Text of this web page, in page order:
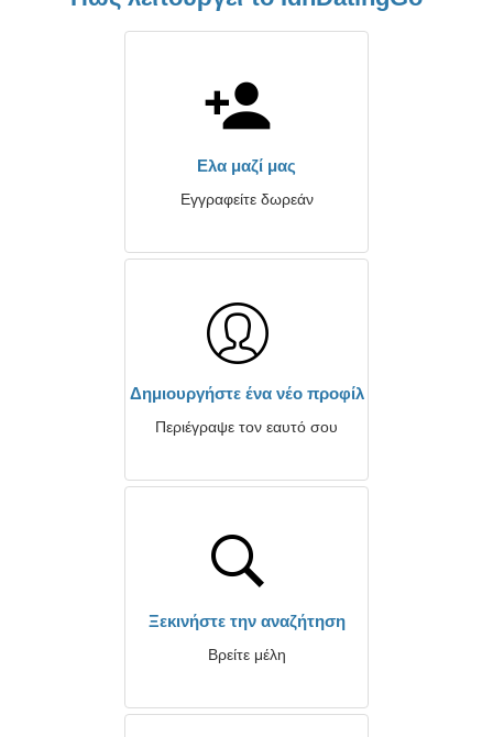
Ελα μαζί μας
Εγγραφείτε δωρεάν
Δημιουργήστε ένα νέο προφίλ
Περιέγραψε τον εαυτό σου
Ξεκινήστε την αναζήτηση
Βρείτε μέλη